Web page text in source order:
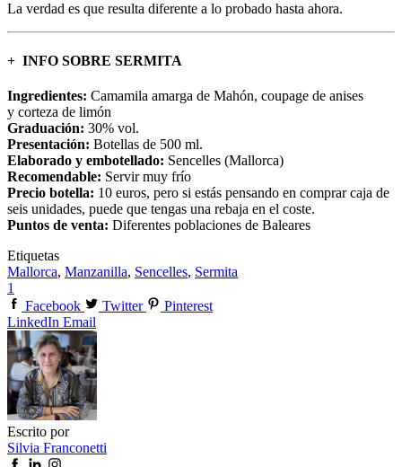
La verdad es que resulta diferente a lo probado hasta ahora.
+ INFO SOBRE SERMITA
Ingredientes: Camamila amarga de Mahón, coupage de anises
y corteza de limón
Graduación: 30% vol.
Presentación: Botellas de 500 ml.
Elaborado y embotellado: Sencelles (Mallorca)
Recomendable: Servir muy frío
Precio botella: 10 euros, pero si estás pensando en comprar caja de
seis unidades, puede que tengas una rebaja en el coste.
Puntos de venta: Diferentes poblaciones de Baleares
Etiquetas
Mallorca, Manzanilla, Sencelles, Sermita
1
Facebook
Twitter
Pinterest
LinkedIn Email
Escrito por
Silvia Franconetti